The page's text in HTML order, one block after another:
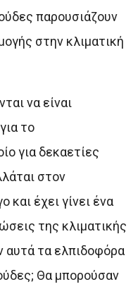
παρουσιάζουν
στην κλιματική
να είναι
το
για δεκαετίες
στον
και έχει γίνει ένα
της κλιματικής
αυτά τα ελπιδοφόρα
Θα μπορούσαν